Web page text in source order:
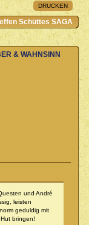
DRUCKEN
Schüttes SAGA
8602 mal)
& WAHNSINN
und André
leisten
geduldig mit
bringen!